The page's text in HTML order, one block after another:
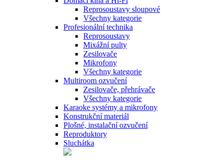
Reprosoustavy sloupové
Všechny kategorie
Profesionální technika
Reprosoustavy
Mixážní pulty
Zesilovače
Mikrofony
Všechny kategorie
Multiroom ozvučení
Zesilovače, přehrávače
Všechny kategorie
Karaoke systémy a mikrofony
Konstrukční materiál
Plošné, instalační ozvučení
Reproduktory
Sluchátka